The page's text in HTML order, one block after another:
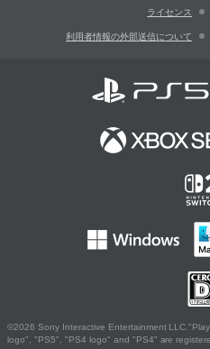
ライセンス
利用者情報の外部送信について
©2026 Sony Interactive Entertainment
logo", "PS5", "PS4 logo" and "PS4" are